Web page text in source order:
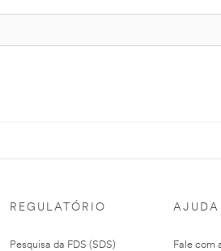
REGULATÓRIO
Pesquisa da FDS (SDS)
AJUDA
Fale com